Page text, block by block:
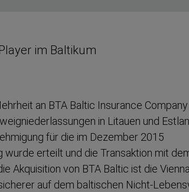
im Baltikum
an BTA Baltic Insurance Company
in Litauen und
für die im Dezember 2015
erteilt und die Transaktion mit
Akquisition von BTA Baltic ist die Vienna
auf dem baltischen Nicht-​